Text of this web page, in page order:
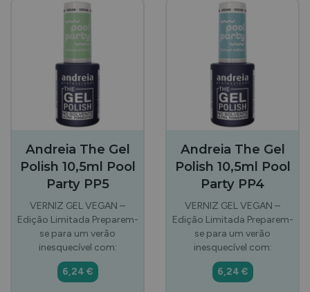
Andreia The Gel
Polish 10,5ml Pool
Party PP5
VERNIZ GEL VEGAN –
Edição Limitada Preparem-
se para um verão
inesquecível com:
6,24 €
Andreia The Gel
Polish 10,5ml Pool
Party PP4
VERNIZ GEL VEGAN –
Edição Limitada Preparem-
se para um verão
inesquecível com:
6,24 €